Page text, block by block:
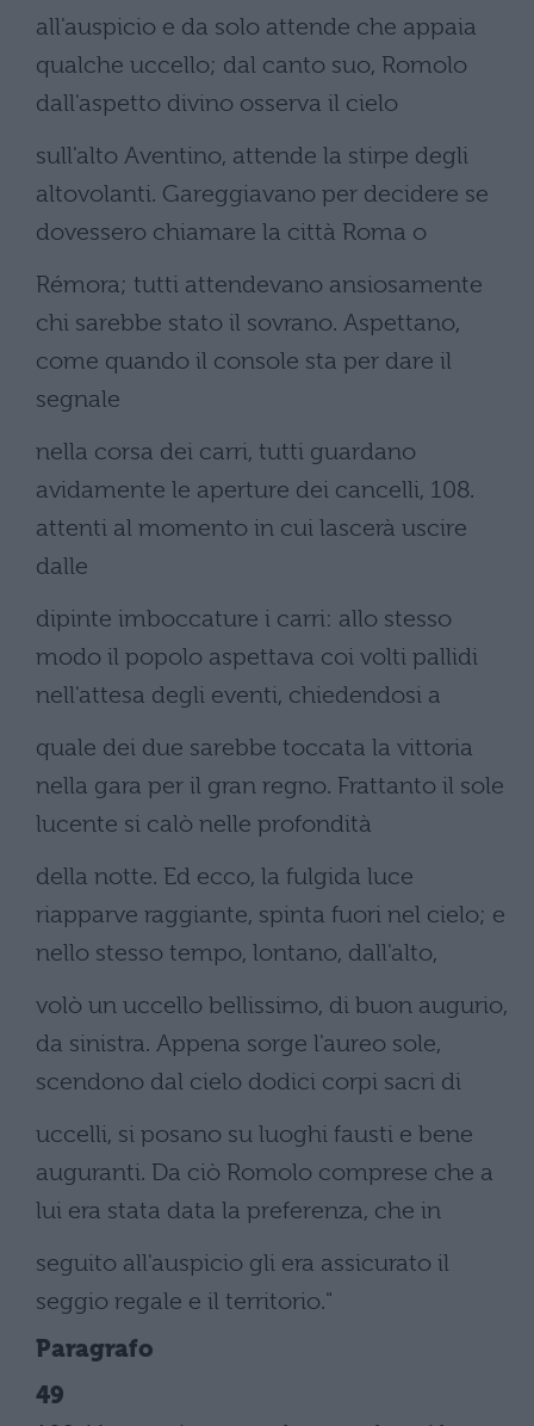
all'auspicio e da solo attende che appaia
qualche uccello; dal canto suo, Romolo
dall'aspetto divino osserva il cielo
sull'alto Aventino, attende la stirpe degli
altovolanti. Gareggiavano per decidere se
dovessero chiamare la città Roma o
Rémora; tutti attendevano ansiosamente
chi sarebbe stato il sovrano. Aspettano,
come quando il console sta per dare il
segnale
nella corsa dei carri, tutti guardano
avidamente le aperture dei cancelli, 108.
attenti al momento in cui lascerà uscire
dalle
dipinte imboccature i carri: allo stesso
modo il popolo aspettava coi volti pallidi
nell'attesa degli eventi, chiedendosi a
quale dei due sarebbe toccata la vittoria
nella gara per il gran regno. Frattanto il sole
lucente si calò nelle profondità
della notte. Ed ecco, la fulgida luce
riapparve raggiante, spinta fuori nel cielo; e
nello stesso tempo, lontano, dall'alto,
volò un uccello bellissimo, di buon augurio,
da sinistra. Appena sorge l'aureo sole,
scendono dal cielo dodici corpi sacri di
uccelli, si posano su luoghi fausti e bene
auguranti. Da ciò Romolo comprese che a
lui era stata data la preferenza, che in
seguito all'auspicio gli era assicurato il
seggio regale e il territorio."
Paragrafo
49